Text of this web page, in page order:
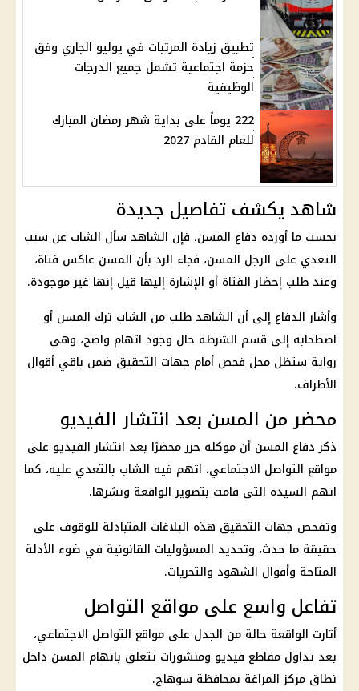
تطبيق زيادة المرتبات في يوليو الجاري وفق
حزمة اجتماعية تشمل جميع الدرجات
الوظيفية
222 يوماً على بداية شهر رمضان المبارك
للعام القادم 2027
شاهد يكشف تفاصيل جديدة
بحسب ما أورده دفاع المسن، فإن الشاهد سأل الشاب عن سبب
التعدي على الرجل المسن، فجاء الرد بأن المسن عاكس فتاة،
وعند طلب إحضار الفتاة أو الإشارة إليها قيل إنها غير موجودة.
وأشار الدفاع إلى أن الشاهد طلب من الشاب ترك المسن أو
اصطحابه إلى قسم الشرطة حال وجود اتهام واضح، وهي
رواية ستظل محل فحص أمام جهات التحقيق ضمن باقي أقوال
الأطراف.
محضر من المسن بعد انتشار الفيديو
ذكر دفاع المسن أن موكله حرر محضرًا بعد انتشار الفيديو على
مواقع التواصل الاجتماعي، اتهم فيه الشاب بالتعدي عليه، كما
اتهم السيدة التي قامت بتصوير الواقعة ونشرها.
وتفحص جهات التحقيق هذه البلاغات المتبادلة للوقوف على
حقيقة ما حدث، وتحديد المسؤوليات القانونية في ضوء الأدلة
المتاحة وأقوال الشهود والتحريات.
تفاعل واسع على مواقع التواصل
أثارت الواقعة حالة من الجدل على مواقع التواصل الاجتماعي،
بعد تداول مقاطع فيديو ومنشورات تتعلق باتهام المسن داخل
نطاق مركز المراغة بمحافظة سوهاج.